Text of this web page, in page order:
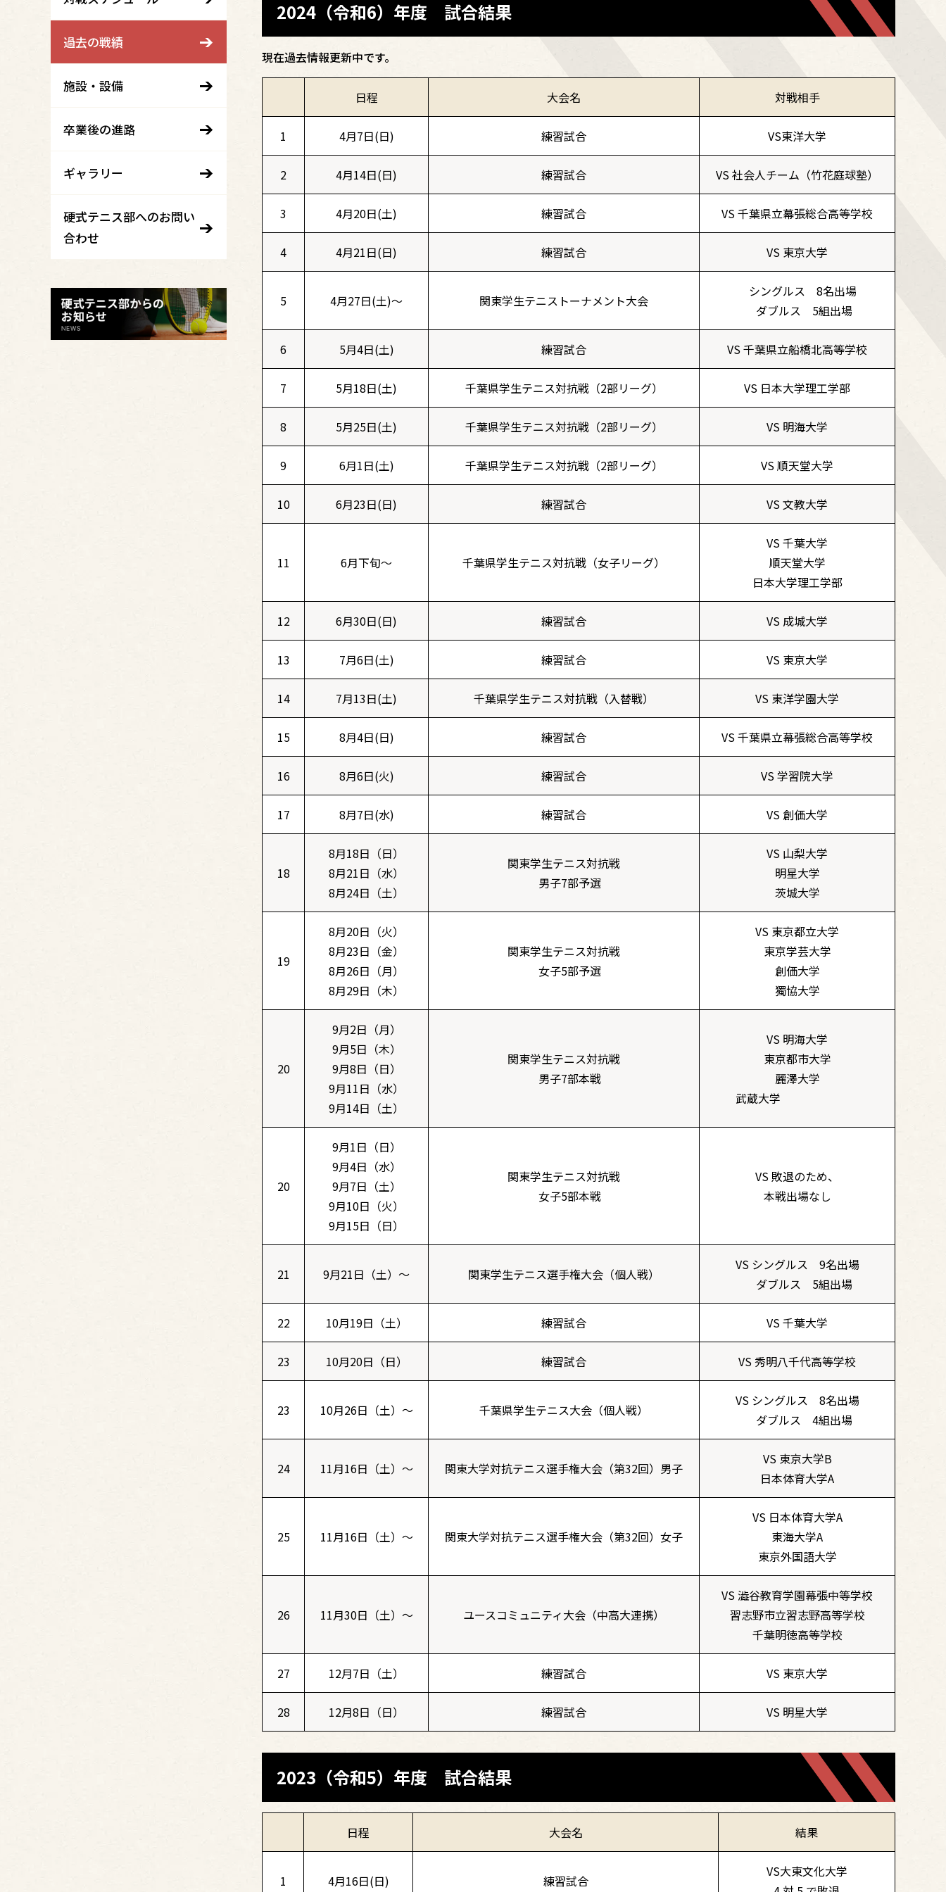
2024（令和6）年度 試合結果
現在過去情報更新中です。
日程 大会名 対戦相手
1 4月7日(日) 練習試合 VS東洋大学
2 4月14日(日) 練習試合 VS 社会人チーム（竹花庭球塾）
3 4月20日(土) 練習試合 VS 千葉県立幕張総合高等学校
4 4月21日(日) 練習試合 VS 東京大学
5 4月27日(土)～ 関東学生テニストーナメント大会
シングルス 8名出場
ダブルス 5組出場
6 5月4日(土) 練習試合 VS 千葉県立船橋北高等学校
7 5月18日(土) 千葉県学生テニス対抗戦（2部リーグ） VS 日本大学理工学部
8 5月25日(土) 千葉県学生テニス対抗戦（2部リーグ） VS 明海大学
9 6月1日(土) 千葉県学生テニス対抗戦（2部リーグ） VS 順天堂大学
10 6月23日(日) 練習試合 VS 文教大学
11 6月下旬～ 千葉県学生テニス対抗戦（女子リーグ）
VS 千葉大学
順天堂大学
日本大学理工学部
12 6月30日(日) 練習試合 VS 成城大学
13 7月6日(土) 練習試合 VS 東京大学
14 7月13日(土) 千葉県学生テニス対抗戦（入替戦） VS 東洋学園大学
15 8月4日(日) 練習試合 VS 千葉県立幕張総合高等学校
16 8月6日(火) 練習試合 VS 学習院大学
17 8月7日(水) 練習試合 VS 創価大学
18
8月18日（日）
8月21日（水）
8月24日（土）
関東学生テニス対抗戦
男子7部予選
VS 山梨大学
明星大学
茨城大学
19
8月20日（火）
8月23日（金）
8月26日（月）
8月29日（木）
関東学生テニス対抗戦
女子5部予選
VS 東京都立大学
東京学芸大学
創価大学
獨協大学
20
9月2日（月）
9月5日（木）
9月8日（日）
9月11日（水）
9月14日（土）
関東学生テニス対抗戦
男子7部本戦
VS 明海大学
東京都市大学
麗澤大学
武蔵大学
20
9月1日（日）
9月4日（水）
9月7日（土）
9月10日（火）
9月15日（日）
関東学生テニス対抗戦
女子5部本戦
VS 敗退のため、
本戦出場なし
21 9月21日（土）～ 関東学生テニス選手権大会（個人戦）
VS シングルス 9名出場
ダブルス 5組出場
22 10月19日（土） 練習試合 VS 千葉大学
23 10月20日（日） 練習試合 VS 秀明八千代高等学校
23 10月26日（土）～ 千葉県学生テニス大会（個人戦）
VS シングルス 8名出場
ダブルス 4組出場
24 11月16日（土）～ 関東大学対抗テニス選手権大会（第32回）男子
VS 東京大学B
日本体育大学A
25 11月16日（土）～ 関東大学対抗テニス選手権大会（第32回）女子
VS 日本体育大学A
東海大学A
東京外国語大学
26 11月30日（土）～ ユースコミュニティ大会（中高大連携）
VS 澁谷教育学園幕張中等学校
習志野市立習志野高等学校
千葉明徳高等学校
27 12月7日（土） 練習試合 VS 東京大学
28 12月8日（日） 練習試合 VS 明星大学
2023（令和5）年度 試合結果
日程 大会名 結果
1 4月16日(日) 練習試合
VS大東文化大学
過去の戦績
施設・設備
卒業後の進路
ギャラリー
硬式テニス部へのお問い
合わせ